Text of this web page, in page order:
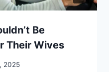
Be
Their Wives
2025